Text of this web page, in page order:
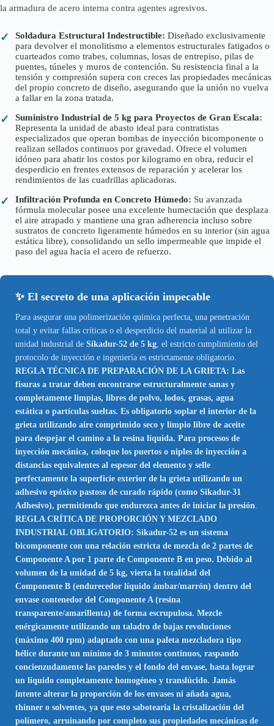
la armadura de acero interna contra agentes agresivos.
✓ Soldadura Estructural Indestructible: Diseñado exclusivamente
para devolver el monolitismo a elementos estructurales fatigados o
cuarteados como trabes, columnas, losas de entrepiso, pilas de
puentes, túneles y muros de contención. Su resistencia final a la
tensión y compresión supera con creces las propiedades mecánicas
del propio concreto de diseño, asegurando que la unión no vuelva
a fallar en la zona tratada.
✓
Suministro Industrial de 5 kg para Proyectos de Gran Escala:
Representa la unidad de abasto ideal para contratistas
especializados que operan bombas de inyección bicomponente o
realizan sellados continuos por gravedad. Ofrece el volumen
idóneo para abatir los costos por kilogramo en obra, reducir el
desperdicio en frentes extensos de reparación y acelerar los
rendimientos de las cuadrillas aplicadoras.
✓ Infiltración Profunda en Concreto Húmedo: Su avanzada
fórmula molecular posee una excelente humectación que desplaza
el aire atrapado y mantiene una gran adherencia incluso sobre
sustratos de concreto ligeramente húmedos en su interior (sin agua
estática libre), consolidando un sello impermeable que impide el
paso del agua hacia el acero de refuerzo.
✨ El secreto de una aplicación impecable
Para asegurar una polimerización química perfecta, una penetración
total y evitar fallas críticas o el desperdicio del material al utilizar la
unidad industrial de Sikadur-52 de 5 kg , el estricto cumplimiento del
protocolo de inyección e ingeniería es estrictamente obligatorio.
REGLA TÉCNICA DE PREPARACIÓN DE LA GRIETA: Las
fisuras a tratar deben encontrarse estructuralmente sanas y
completamente limpias, libres de polvo, lodos, grasas, agua
estática o partículas sueltas. Es obligatorio soplar el interior de la
grieta utilizando aire comprimido seco y limpio libre de aceite
para despejar el camino a la resina líquida. Para procesos de
inyección mecánica, coloque los puertos o niples de inyección a
distancias equivalentes al espesor del elemento y selle
perfectamente la superficie exterior de la grieta utilizando un
adhesivo epóxico pastoso de curado rápido (como Sikadur-31
Adhesivo), permitiendo que endurezca antes de iniciar la presión
REGLA CRÍTICA DE PROPORCIÓN Y MEZCLADO
INDUSTRIAL OBLIGATORIO: Sikadur-52 es un sistema
bicomponente con una relación estricta de mezcla de 2 partes de
Componente A por 1 parte de Componente B en peso. Debido al
volumen de la unidad de 5 kg, vierta la totalidad del
Componente B (endurecedor líquido ámbar/marrón) dentro del
envase contenedor del Componente A (resina
transparente/amarillenta) de forma escrupulosa. Mezcle
enérgicamente utilizando un taladro de bajas revoluciones
(máximo 400 rpm) adaptado con una paleta mezcladora tipo
hélice durante un mínimo de 3 minutos continuos, raspando
concienzudamente las paredes y el fondo del envase, hasta lograr
un líquido completamente homogéneo y translúcido. Jamás
intente alterar la proporción de los envases ni añada agua,
thínner o solventes, ya que esto sabotearía la cristalización del
polímero, arruinando por completo sus propiedades mecánicas de